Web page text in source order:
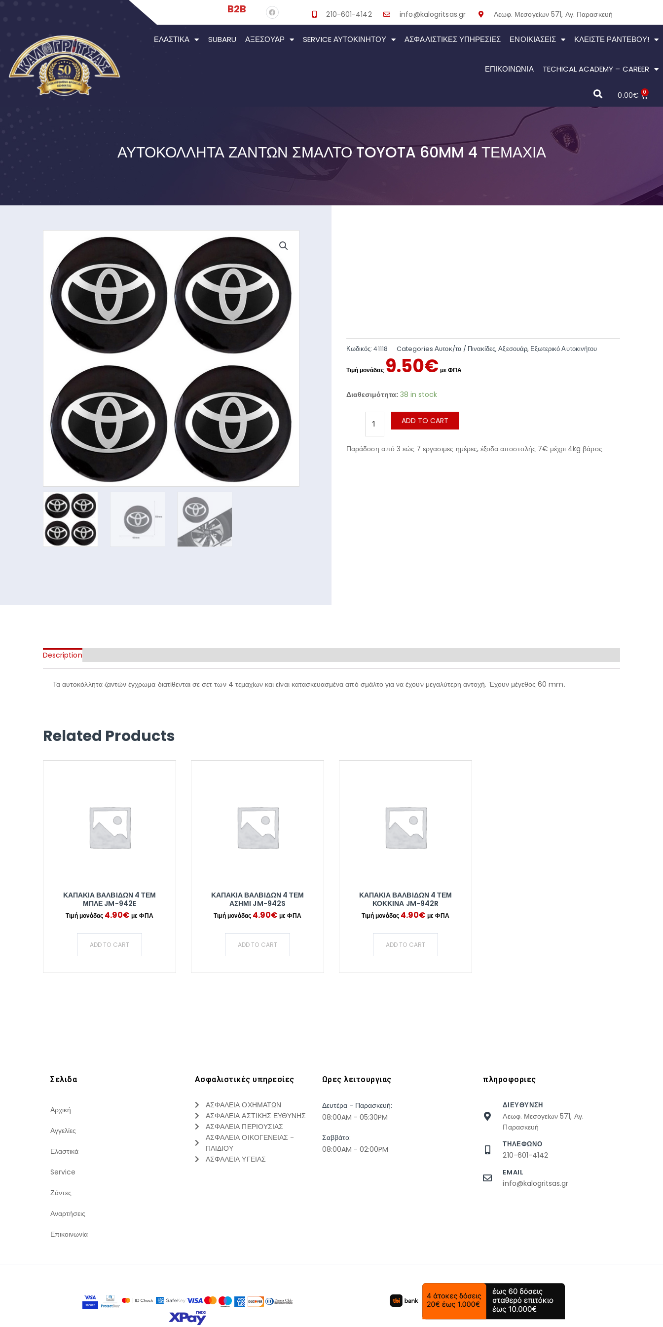
B2B 210-601-4142 info@kalogritsas.gr Λεωφ. Μεσογείων 571, Αγ. Παρασκευή
ΕΛΑΣΤΙΚΆ SUBARU ΑΞΕΣΟΥΆΡ SERVICE ΑΥΤΟΚΙΝΉΤΟΥ ΑΣΦΑΛΙΣΤΙΚΕΣ ΥΠΗΡΕΣΙΕΣ ΕΝΟΙΚΙΆΣΕΙΣ ΚΛΕΊΣΤΕ ΡΑΝΤΕΒΟΎ!
ΕΠΙΚΟΙΝΩΝΙΑ TECHICAL ACADEMY – CAREER
0.00€ 0
ΑΥΤΟΚΌΛΛΗΤΑ ΖΑΝΤΏΝ ΣΜΆΛΤΟ TOYOTA 60MM 4 ΤΕΜΆΧΙΑ
Κωδικός:41118 Categories Αυτοκ/τα / Πινακίδες,Αξεσουάρ, Εξωτερικό Αυτοκινήτου
9.50€
Διαθεσιμότητα: 38 in stock
ADD TO CART
Παράδοση από 3 εώς 7 εργασιμες ημέρες, έξοδα αποστολής 7€ μέχρι 4kg βάρος
Description
Τα αυτοκόλλητα ζαντών έγχρωμα διατίθενται σε σετ των 4 τεμαχίων και είναι κατασκευασμένα από σμάλτο για να έχουν μεγαλύτερη αντοχή. Έχουν μέγεθος 60 mm.
Related Products
ΚΑΠΑΚΙΑ ΒΑΛΒΙΔΩΝ 4 ΤΕΜ
ΜΠΛΕ JM-942E
4.90€
ADD TO CART
ΚΑΠΑΚΙΑ ΒΑΛΒΙΔΩΝ 4 ΤΕΜ
ΑΣΗΜΙ JM-942S
4.90€
ADD TO CART
ΚΑΠΑΚΙΑ ΒΑΛΒΙΔΩΝ 4 ΤΕΜ
ΚΟΚΚΙΝΑ JM-942R
4.90€
ADD TO CART
Σελιδα
Αρχική
Αγγελίες
Ελαστικά
Service
Ζάντες
Αναρτήσεις
Επικοινωνία
Ασφαλιστικές υπηρεσίες
ΑΣΦΑΛΕΙΑ ΟΧΗΜΑΤΩΝ
ΑΣΦΑΛΕΙΑ ΑΣΤΙΚΗΣ ΕΥΘΥΝΗΣ
ΑΣΦΑΛΕΙΑ ΠΕΡΙΟΥΣΙΑΣ
ΑΣΦΑΛΕΙΑ ΟΙΚΟΓΕΝΕΙΑΣ -
ΠΑΙΔΙΟΥ
ΑΣΦΑΛΕΙΑ ΥΓΕΙΑΣ
Ωρες λειτουργιας
Δευτέρα - Παρασκευή:
08:00AM - 05:30PM
Σαββάτο:
08:00AM - 02:00PM
πληροφοριες
ΔΙΕΥΘΥΝΣΗ
Λεωφ. Μεσογείων 571, Αγ.
Παρασκευή
ΤΗΛΕΦΩΝΟ
210-601-4142
EMAIL
info@kalogritsas.gr